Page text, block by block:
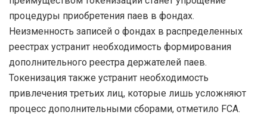
процедуры приобретения паев в фондах.
Неизменность записей о фондах в распределенных
реестрах устранит необходимость формирования
дополнительного реестра держателей паев.
Токенизация также устранит необходимость
привлечения третьих лиц, которые лишь усложняют
процесс дополнительными сборами, отметило FCA.